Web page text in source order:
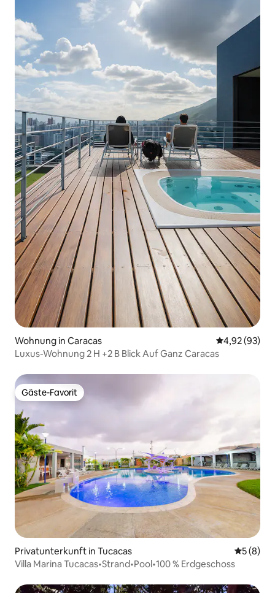
Wohnung in Caracas
4,92 (93)
Luxus-Wohnung 2 H +2 B Blick Auf Ganz Caracas
Gäste-Favorit
Gäste-Favorit
Privatunterkunft in Tucacas
5 (8)
Villa Marina Tucacas•Strand•Pool•100 % Erdgeschoss